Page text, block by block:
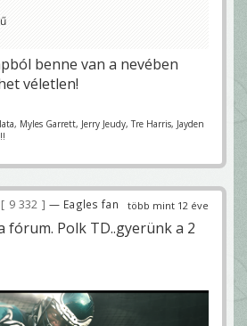
benne van a nevében
véletlen!
Myles Garrett, Jerry Jeudy, Tre Harris, Jayden
több mint 12 éve
9 332 — Eagles fan
fórum. Polk TD..gyerünk a 2